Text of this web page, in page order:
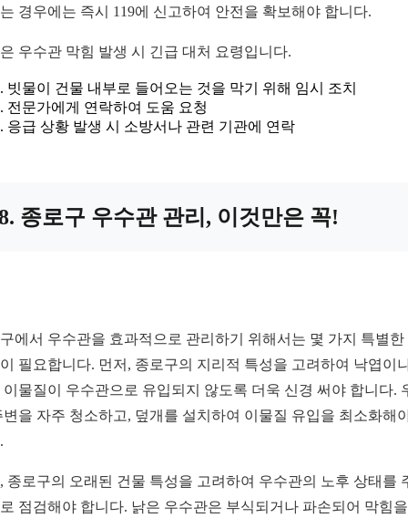
경우에는 즉시 119에 신고하여 안전을 확보해야 합니다.
우수관 막힘 발생 시 긴급 대처 요령입니다.
빗물이 건물 내부로 들어오는 것을 막기 위해 임시 조치
전문가에게 연락하여 도움 요청
응급 상황 발생 시 소방서나 관련 기관에 연락
종로구 우수관 관리, 이것만은 꼭!
에서 우수관을 효과적으로 관리하기 위해서는 몇 가지 특별한
필요합니다. 먼저, 종로구의 지리적 특성을 고려하여 낙엽이
이물질이 우수관으로 유입되지 않도록 더욱 신경 써야 합니다.
변을 자주 청소하고, 덮개를 설치하여 이물질 유입을 최소화해
종로구의 오래된 건물 특성을 고려하여 우수관의 노후 상태를
점검해야 합니다. 낡은 우수관은 부식되거나 파손되어 막힘